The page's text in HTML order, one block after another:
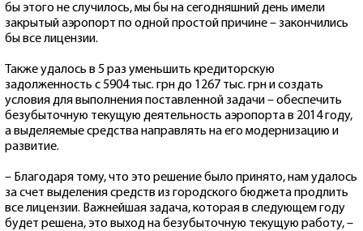
бы этого не случилось, мы бы на сегодняшний день имели
закрытый аэропорт по одной простой причине – закончились
бы все лицензии.
Также удалось в 5 раз уменьшить кредиторскую
задолженность с 5904 тыс. грн до 1267 тыс. грн и создать
условия для выполнения поставленной задачи – обеспечить
безубыточную текущую деятельность аэропорта в 2014 году,
а выделяемые средства направлять на его модернизацию и
развитие.
– Благодаря тому, что это решение было принято, нам удалось
за счет выделения средств из городского бюджета продлить
все лицензии. Важнейшая задача, которая в следующем году
будет решена, это выход на безубыточную текущую работу, –